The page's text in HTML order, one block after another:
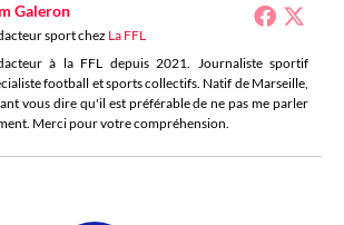
Galeron
sportchez La FFL
à la FFL depuis 2021. Journaliste sportif
football et sports collectifs. Natif de Marseille,
vous dire qu'il est préférable de ne pas me parler
Merci pour votre compréhension.